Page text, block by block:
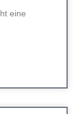
eine